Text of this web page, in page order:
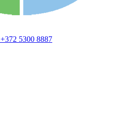
+372 5300 8887